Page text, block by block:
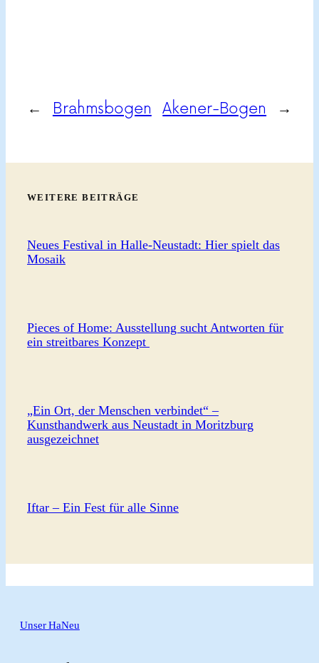
← Brahmsbogen Akener-Bogen →
WEITERE BEITRÄGE
Neues Festival in Halle-Neustadt: Hier spielt das
Mosaik
Pieces of Home: Ausstellung sucht Antworten für
ein streitbares Konzept
„Ein Ort, der Menschen verbindet“ –
Kunsthandwerk aus Neustadt in Moritzburg
ausgezeichnet
Iftar – Ein Fest für alle Sinne
Unser HaNeu